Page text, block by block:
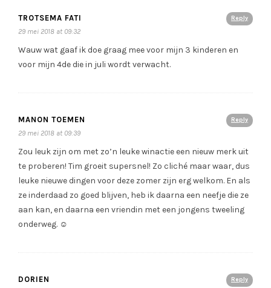
Reply
TROTSEMA FATI
29 mei 2018 at 09:32
Wauw wat gaaf ik doe graag mee voor mijn 3 kinderen en
voor mijn 4de die in juli wordt verwacht.
Reply
MANON TOEMEN
29 mei 2018 at 09:39
Zou leuk zijn om met zo’n leuke winactie een nieuw merk uit
te proberen! Tim groeit supersnel! Zo cliché maar waar, dus
leuke nieuwe dingen voor deze zomer zijn erg welkom. En als
ze inderdaad zo goed blijven, heb ik daarna een neefje die ze
aan kan, en daarna een vriendin met een jongens tweeling
onderweg. ☺
Reply
DORIEN